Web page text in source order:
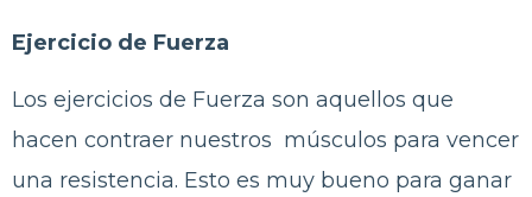
Ejercicio de Fuerza
Los ejercicios de Fuerza son aquellos que
hacen contraer nuestros músculos para vencer
una resistencia. Esto es muy bueno para ganar